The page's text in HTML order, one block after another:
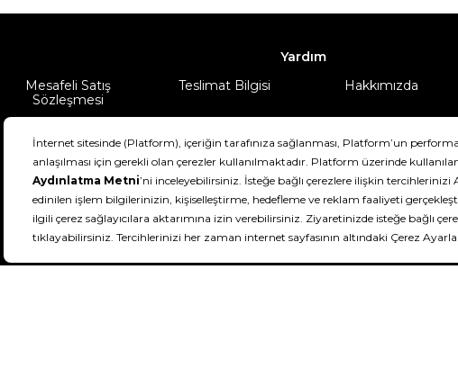
Yardım
Mesafeli Satış
Sözleşmesi
Teslimat Bilgisi Hakkımızda
DeFactoFIT ©️ 2022-2026. Tüm hakları saklıdır.